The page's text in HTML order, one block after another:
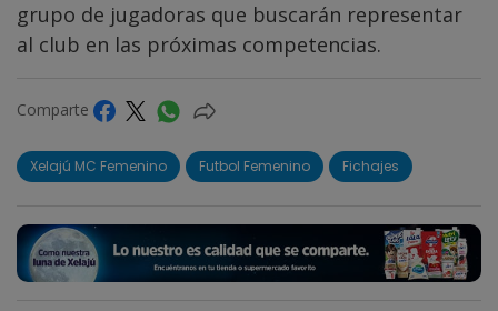
grupo de jugadoras que buscarán representar
al club en las próximas competencias.
Comparte
Xelajú MC Femenino Futbol Femenino Fichajes